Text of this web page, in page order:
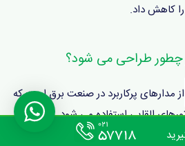
کاهش داد.
چطور طراحی می شود؟
از مدارهای پرکاربرد در صنعت برق است که
القایی استفاده می شود. این مدار
چنج اور، یک منبع تغذیه و دستگاههای